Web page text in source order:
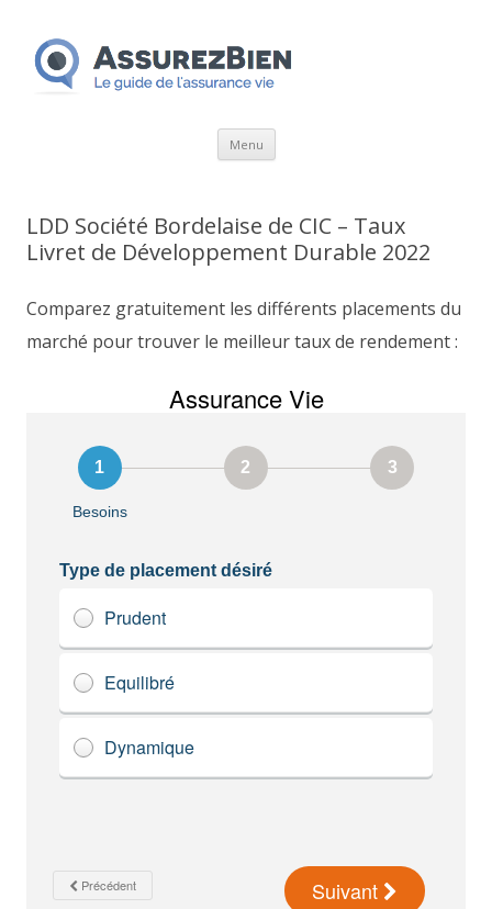
Menu Aller
LDD Société Bordelaise de CIC – Taux
Livret de Développement Durable 2022
Comparez gratuitement les différents placements du
marché pour trouver le meilleur taux de rendement :